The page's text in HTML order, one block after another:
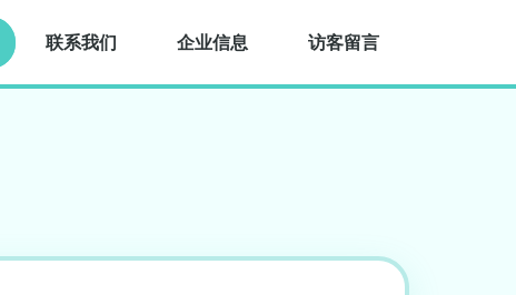
联系我们 企业信息 访客留言